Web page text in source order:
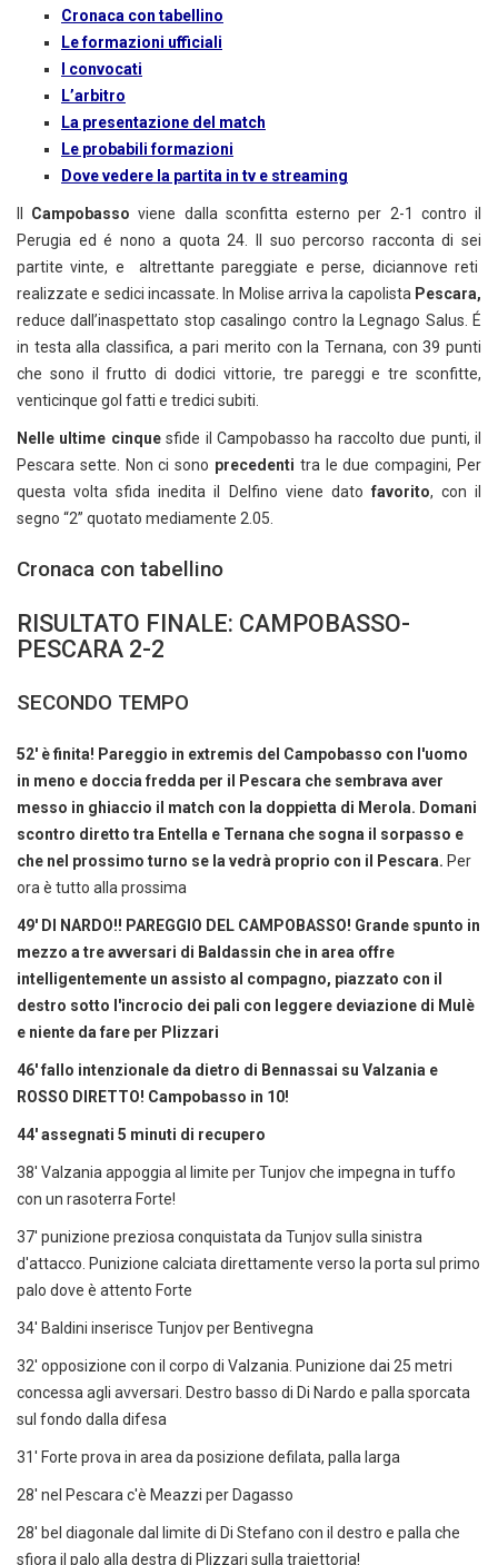
Cronaca con tabellino
Le formazioni ufficiali
I convocati
L’arbitro
La presentazione del match
Le probabili formazioni
Dove vedere la partita in tv e streaming
Campobasso viene dalla sconfitta esterno per 2-1 contro il
Perugia ed é nono a quota 24. Il suo percorso racconta di sei
partite vinte, e altrettante pareggiate e perse, diciannove reti
realizzate e sedici incassate. In Molise arriva la capolista Pescara,
reduce dall’inaspettato stop casalingo contro la Legnago Salus. É
in testa alla classifica, a pari merito con la Ternana, con 39 punti
che sono il frutto di dodici vittorie, tre pareggi e tre sconfitte,
venticinque gol fatti e tredici subiti.
Nelle ultime cinquesfide il Campobasso ha raccolto due punti, il
Pescara sette. Non ci sono precedenti tra le due compagini, Per
questa volta sfida inedita il Delfino viene dato favorito, con il
segno “2” quotato mediamente 2.05.
Cronaca con tabellino
RISULTATO FINALE: CAMPOBASSO-
PESCARA 2-2
SECONDO TEMPO
52' è finita! Pareggio in extremis del Campobasso con l'uomo
in meno e doccia fredda per il Pescara che sembrava aver
messo in ghiaccio il match con la doppietta di Merola. Domani
scontro diretto tra Entella e Ternana che sogna il sorpasso e
che nel prossimo turno se la vedrà proprio con il Pescara. Per
ora è tutto alla prossima
49' DI NARDO!! PAREGGIO DEL CAMPOBASSO! Grande spunto in
mezzo a tre avversari di Baldassin che in area offre
intelligentemente un assisto al compagno, piazzato con il
destro sotto l'incrocio dei pali con leggere deviazione di Mulè
e niente da fare per Plizzari
46' fallo intenzionale da dietro di Bennassai su Valzania e
ROSSO DIRETTO! Campobasso in 10!
44' assegnati 5 minuti di recupero
38' Valzania appoggia al limite per Tunjov che impegna in tuffo
con un rasoterra Forte!
37' punizione preziosa conquistata da Tunjov sulla sinistra
d'attacco. Punizione calciata direttamente verso la porta sul primo
palo dove è attento Forte
34' Baldini inserisce Tunjov per Bentivegna
32' opposizione con il corpo di Valzania. Punizione dai 25 metri
concessa agli avversari. Destro basso di Di Nardo e palla sporcata
sul fondo dalla difesa
31' Forte prova in area da posizione defilata, palla larga
28' nel Pescara c'è Meazzi per Dagasso
28' bel diagonale dal limite di Di Stefano con il destro e palla che
sfiora il palo alla destra di Plizzari sulla traiettoria!